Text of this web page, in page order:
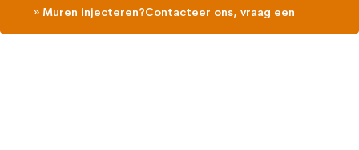
» Muren injecteren?Contacteer ons, vraag een